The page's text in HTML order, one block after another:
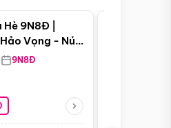
9N8Đ |
Vọng - Núi
- Pretoria -
9N8Đ